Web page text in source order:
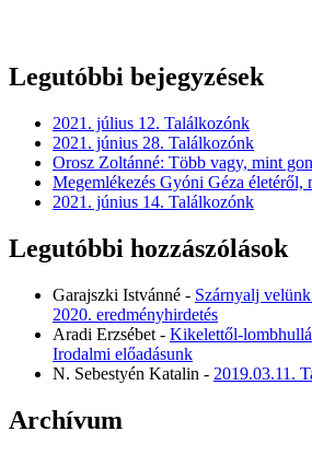
Legutóbbi bejegyzések
2021. július 12. Találkozónk
2021. június 28. Találkozónk
Orosz Zoltánné: Több vagy, mint
Megemlékezés Gyóni Géza életéről,
2021. június 14. Találkozónk
Legutóbbi hozzászólások
Garajszki Istvánné - Szárnyalj
2020. eredményhirdetés
Aradi Erzsébet - Kikelettől-
Irodalmi előadásunk
N. Sebestyén Katalin - 2019.03.11.
Archívum